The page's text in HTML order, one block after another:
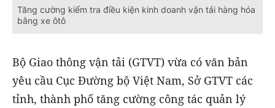
Tăng cường kiểm tra điều kiện kinh doanh vận tải hàng hóa
bằng xe ôtô
Bộ Giao thông vận tải (GTVT) vừa có văn bản
yêu cầu Cục Đường bộ Việt Nam, Sở GTVT các
tỉnh, thành phố tăng cường công tác quản lý